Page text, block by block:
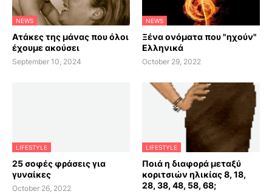
NEWS
Aτάκες της μάνας που όλοι
έχουμε ακούσει
September 10, 2024
NEWS
Ξένα ονόματα που "ηχούν"
Ελληνικά
October 29, 2022
LIFESTYLE
25 σοφές φράσεις για
γυναίκες
October 26, 2022
LIFESTYLE
Ποιά η διαφορά μεταξύ
κοριτσιών ηλικίας 8, 18,
28, 38, 48, 58, 68;